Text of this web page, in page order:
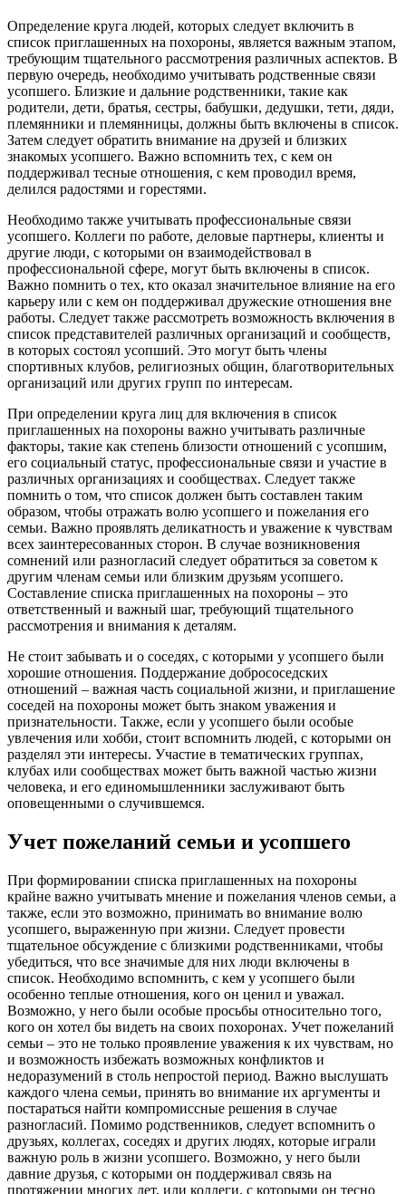
Определение круга людей, которых следует включить в
список приглашенных на похороны, является важным этапом,
требующим тщательного рассмотрения различных аспектов. В
первую очередь, необходимо учитывать родственные связи
усопшего. Близкие и дальние родственники, такие как
родители, дети, братья, сестры, бабушки, дедушки, тети, дяди,
племянники и племянницы, должны быть включены в список.
Затем следует обратить внимание на друзей и близких
знакомых усопшего. Важно вспомнить тех, с кем он
поддерживал тесные отношения, с кем проводил время,
делился радостями и горестями.
Необходимо также учитывать профессиональные связи
усопшего. Коллеги по работе, деловые партнеры, клиенты и
другие люди, с которыми он взаимодействовал в
профессиональной сфере, могут быть включены в список.
Важно помнить о тех, кто оказал значительное влияние на его
карьеру или с кем он поддерживал дружеские отношения вне
работы. Следует также рассмотреть возможность включения в
список представителей различных организаций и сообществ,
в которых состоял усопший. Это могут быть члены
спортивных клубов, религиозных общин, благотворительных
организаций или других групп по интересам.
При определении круга лиц для включения в список
приглашенных на похороны важно учитывать различные
факторы, такие как степень близости отношений с усопшим,
его социальный статус, профессиональные связи и участие в
различных организациях и сообществах. Следует также
помнить о том, что список должен быть составлен таким
образом, чтобы отражать волю усопшего и пожелания его
семьи. Важно проявлять деликатность и уважение к чувствам
всех заинтересованных сторон. В случае возникновения
сомнений или разногласий следует обратиться за советом к
другим членам семьи или близким друзьям усопшего.
Составление списка приглашенных на похороны – это
ответственный и важный шаг, требующий тщательного
рассмотрения и внимания к деталям.
Не стоит забывать и о соседях, с которыми у усопшего были
хорошие отношения. Поддержание добрососедских
отношений – важная часть социальной жизни, и приглашение
соседей на похороны может быть знаком уважения и
признательности. Также, если у усопшего были особые
увлечения или хобби, стоит вспомнить людей, с которыми он
разделял эти интересы. Участие в тематических группах,
клубах или сообществах может быть важной частью жизни
человека, и его единомышленники заслуживают быть
оповещенными о случившемся.
Учет пожеланий семьи и усопшего
При формировании списка приглашенных на похороны
крайне важно учитывать мнение и пожелания членов семьи, а
также, если это возможно, принимать во внимание волю
усопшего, выраженную при жизни. Следует провести
тщательное обсуждение с близкими родственниками, чтобы
убедиться, что все значимые для них люди включены в
список. Необходимо вспомнить, с кем у усопшего были
особенно теплые отношения, кого он ценил и уважал.
Возможно, у него были особые просьбы относительно того,
кого он хотел бы видеть на своих похоронах. Учет пожеланий
семьи – это не только проявление уважения к их чувствам, но
и возможность избежать возможных конфликтов и
недоразумений в столь непростой период. Важно выслушать
каждого члена семьи, принять во внимание их аргументы и
постараться найти компромиссные решения в случае
разногласий. Помимо родственников, следует вспомнить о
друзьях, коллегах, соседях и других людях, которые играли
важную роль в жизни усопшего. Возможно, у него были
давние друзья, с которыми он поддерживал связь на
протяжении многих лет, или коллеги, с которыми он тесно